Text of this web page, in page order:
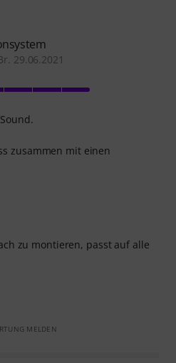
29.06.2021
zusammen mit einen
zu montieren, passt auf alle
MELDEN